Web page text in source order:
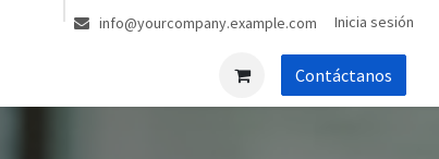
info@yourcompany.example.com Inicia sesión
Contáctanos